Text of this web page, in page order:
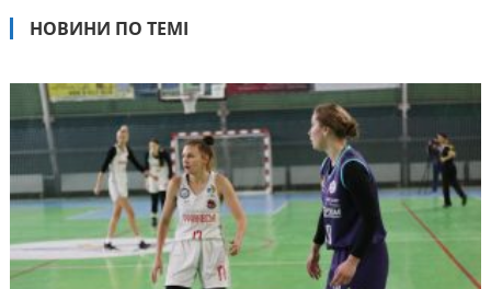
НОВИНИ ПО ТЕМІ